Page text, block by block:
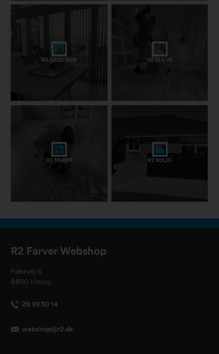
R2 GARDINER R2 GULVE
R2 MURER R2 BOLIG
R2 Farver Webshop
Falkevej 6
8800 Viborg
28 99 50 14
webshop@r2.dk